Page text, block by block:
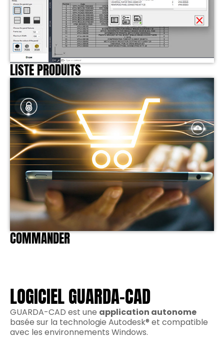
LISTE PRODUITS
COMMANDER
LOGICIEL GUARDA-CAD
GUARDA-CAD est une application autonome
basée sur la technologie Autodesk® et compatible
avec les environnements Windows.